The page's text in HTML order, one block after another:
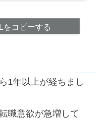
をコピーする
1年以上が経ちまし
職意欲が急増して